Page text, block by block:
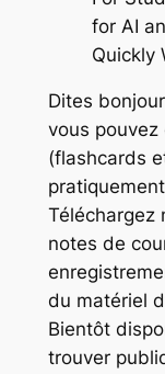
Dites
vous pouvez
(flashcards
Téléchargez
notes de
du matériel
Bientôt
trouver